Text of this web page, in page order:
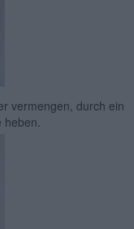
vermengen, durch ein